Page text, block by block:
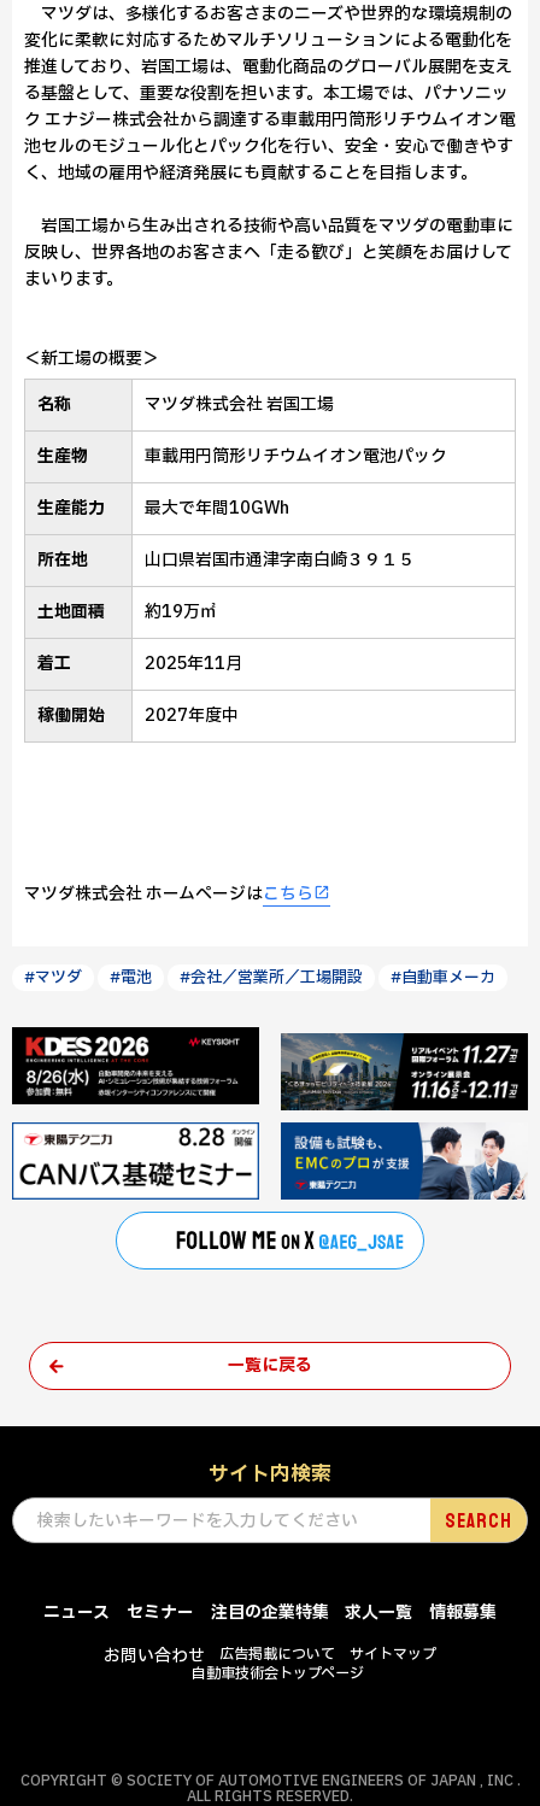
マツダは、多様化するお客さまのニーズや世界的な環境規制の
変化に柔軟に対応するためマルチソリューションによる電動化を
推進しており、岩国工場は、電動化商品のグローバル展開を支え
る基盤として、重要な役割を担います。本工場では、パナソニッ
ク エナジー株式会社から調達する車載用円筒形リチウムイオン電
池セルのモジュール化とパック化を行い、安全・安心で働きやす
く、地域の雇用や経済発展にも貢献することを目指します。
岩国工場から生み出される技術や高い品質をマツダの電動車に
反映し、世界各地のお客さまへ「走る歓び」と笑顔をお届けして
まいります。
＜新工場の概要＞
名称
マツダ株式会社 岩国工場
生産物 車載用円筒形リチウムイオン電池パック
生産能力 最大で年間10GWh
所在地 山口県岩国市通津字南白崎３９１５
土地面積 約19万㎡
着工 2025年11月
稼働開始 2027年度中
マツダ株式会社 ホームページはこちら
#マツダ #電池 #会社／営業所／工場開設 #自動車メーカ
一覧に戻る
サイト内検索
ニュース セミナー 注目の企業特集 求人一覧
情報募集
お問い合わせ
広告掲載について
サイトマップ
自動車技術会トップページ
COPYRIGHT © SOCIETY OF AUTOMOTIVE ENGINEERS OF JAPAN , INC .
ALL RIGHTS RESERVED.